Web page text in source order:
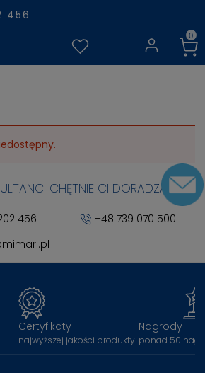
456
CHĘTNIE CI DORADZĄ
456
+48 739 070 500
Certyfikaty
najwyższej jakości produkty
Nagrody
ponad 50